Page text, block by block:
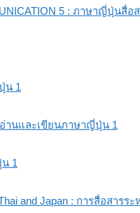
5 : ภาษาญี่ปุ่นสื่อ
น 1
อ่านและเขียนภาษาญี่ปุ่น 1
น 1
and Japan : การสื่อสา